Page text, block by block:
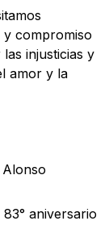
compromiso
injusticias y
amor y la
Alonso
83° aniversario